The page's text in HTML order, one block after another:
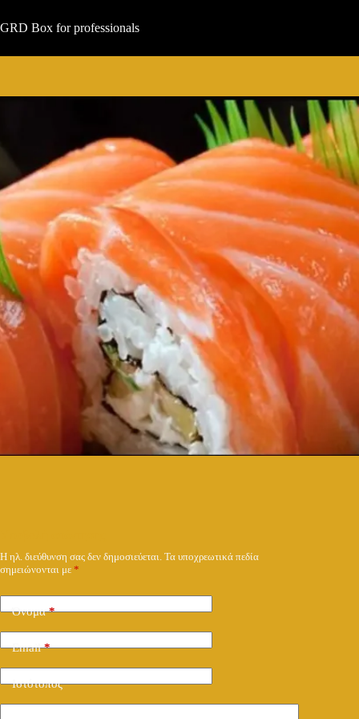
στο
περιεχόμενο
GRD Box for professionals
Η ηλ. διεύθυνση σας δεν δημοσιεύεται. Τα υποχρεωτικά πεδία
σημειώνονται με *
Όνομα*
Email*
Ιστότοπος